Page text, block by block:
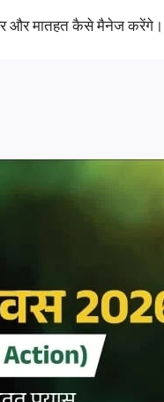
और मातहत कैसे मैनेज